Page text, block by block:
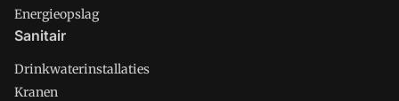
Energieopslag
Sanitair
Drinkwaterinstallaties
Kranen